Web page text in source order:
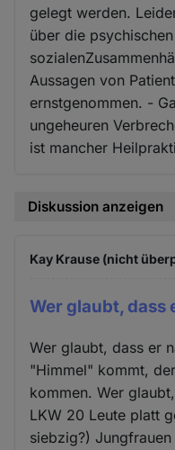
gelegt werden.
über die
Aussagen von
ernstgenommen. -
ungeheuren
ist mancher
Diskussion anzeigen
Kay Krause (nicht
Wer glaubt, dass
Wer glaubt, dass er
"Himmel" kommt,
kommen. Wer
LKW 20 Leute platt
siebzig?)